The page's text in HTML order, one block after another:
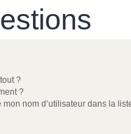
?
?
nom d’utilisateur dans la